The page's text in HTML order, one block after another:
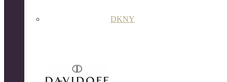
DKNY